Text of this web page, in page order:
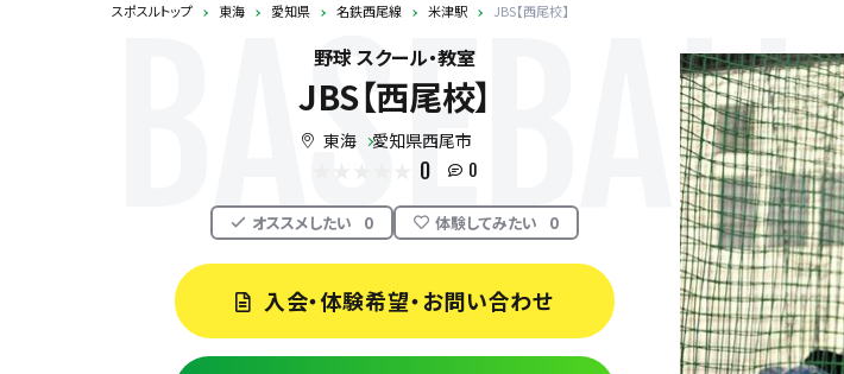
スポスルトップ
東海 愛知県 名鉄西尾線 米津駅 JBS【西尾校】
BASEBALL
野球 スクール・教室
JBS【西尾校】
東海 愛知県西尾市
0 0
オススメしたい 0 体験してみたい 0
入会・体験希望・お問い合わせ